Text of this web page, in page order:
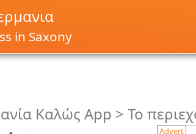
in Saxony
Καλώς App > Το
Advert